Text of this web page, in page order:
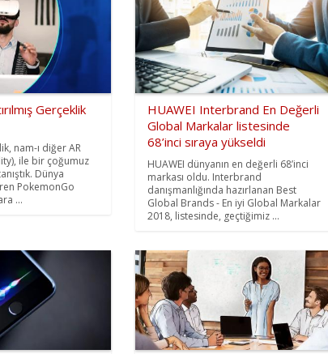
Gerçeklik
nam-ı diğer AR
ile bir çoğumuz
Dünya
PokemonGo
...
HUAWEI Interbrand En Değerli
Global Markalar listesinde
68’inci sıraya yükseldi
HUAWEI dünyanın en değerli 68’inci
markası oldu. Interbrand
danışmanlığında hazırlanan Best
Global Brands - En iyi Global Markalar
2018, listesinde, geçtiğimiz ...